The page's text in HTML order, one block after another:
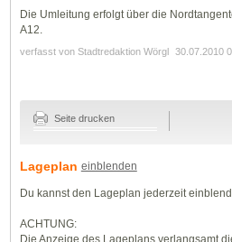
Die Umleitung erfolgt über die
A12.
verfasst von Stadtredaktion Wörgl 30.07.2010
Seite drucken
Lageplan einblenden
Du kannst den Lageplan jederzeit
ACHTUNG:
Die Anzeige des Lageplans verlangsamt